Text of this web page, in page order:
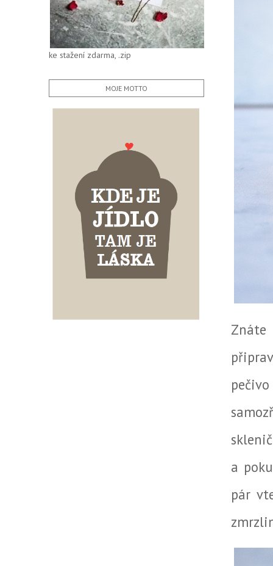
a
pár
ke stažení zdarma, .zip
MOJE MOTTO